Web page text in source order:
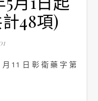
48項)